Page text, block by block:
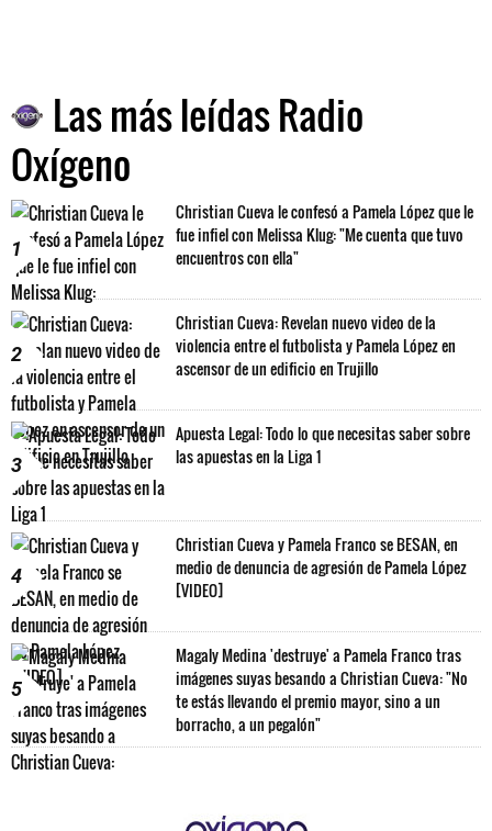
Las más leídas Radio
Oxígeno
1
Christian Cueva le confesó a Pamela López que le
fue infiel con Melissa Klug: "Me cuenta que tuvo
encuentros con ella"
2
Christian Cueva: Revelan nuevo video de la
violencia entre el futbolista y Pamela López en
ascensor de un edificio en Trujillo
3
Apuesta Legal: Todo lo que necesitas saber sobre
las apuestas en la Liga 1
4
Christian Cueva y Pamela Franco se BESAN, en
medio de denuncia de agresión de Pamela López
[VIDEO]
5
Magaly Medina 'destruye' a Pamela Franco tras
imágenes suyas besando a Christian Cueva: "No
te estás llevando el premio mayor, sino a un
borracho, a un pegalón"